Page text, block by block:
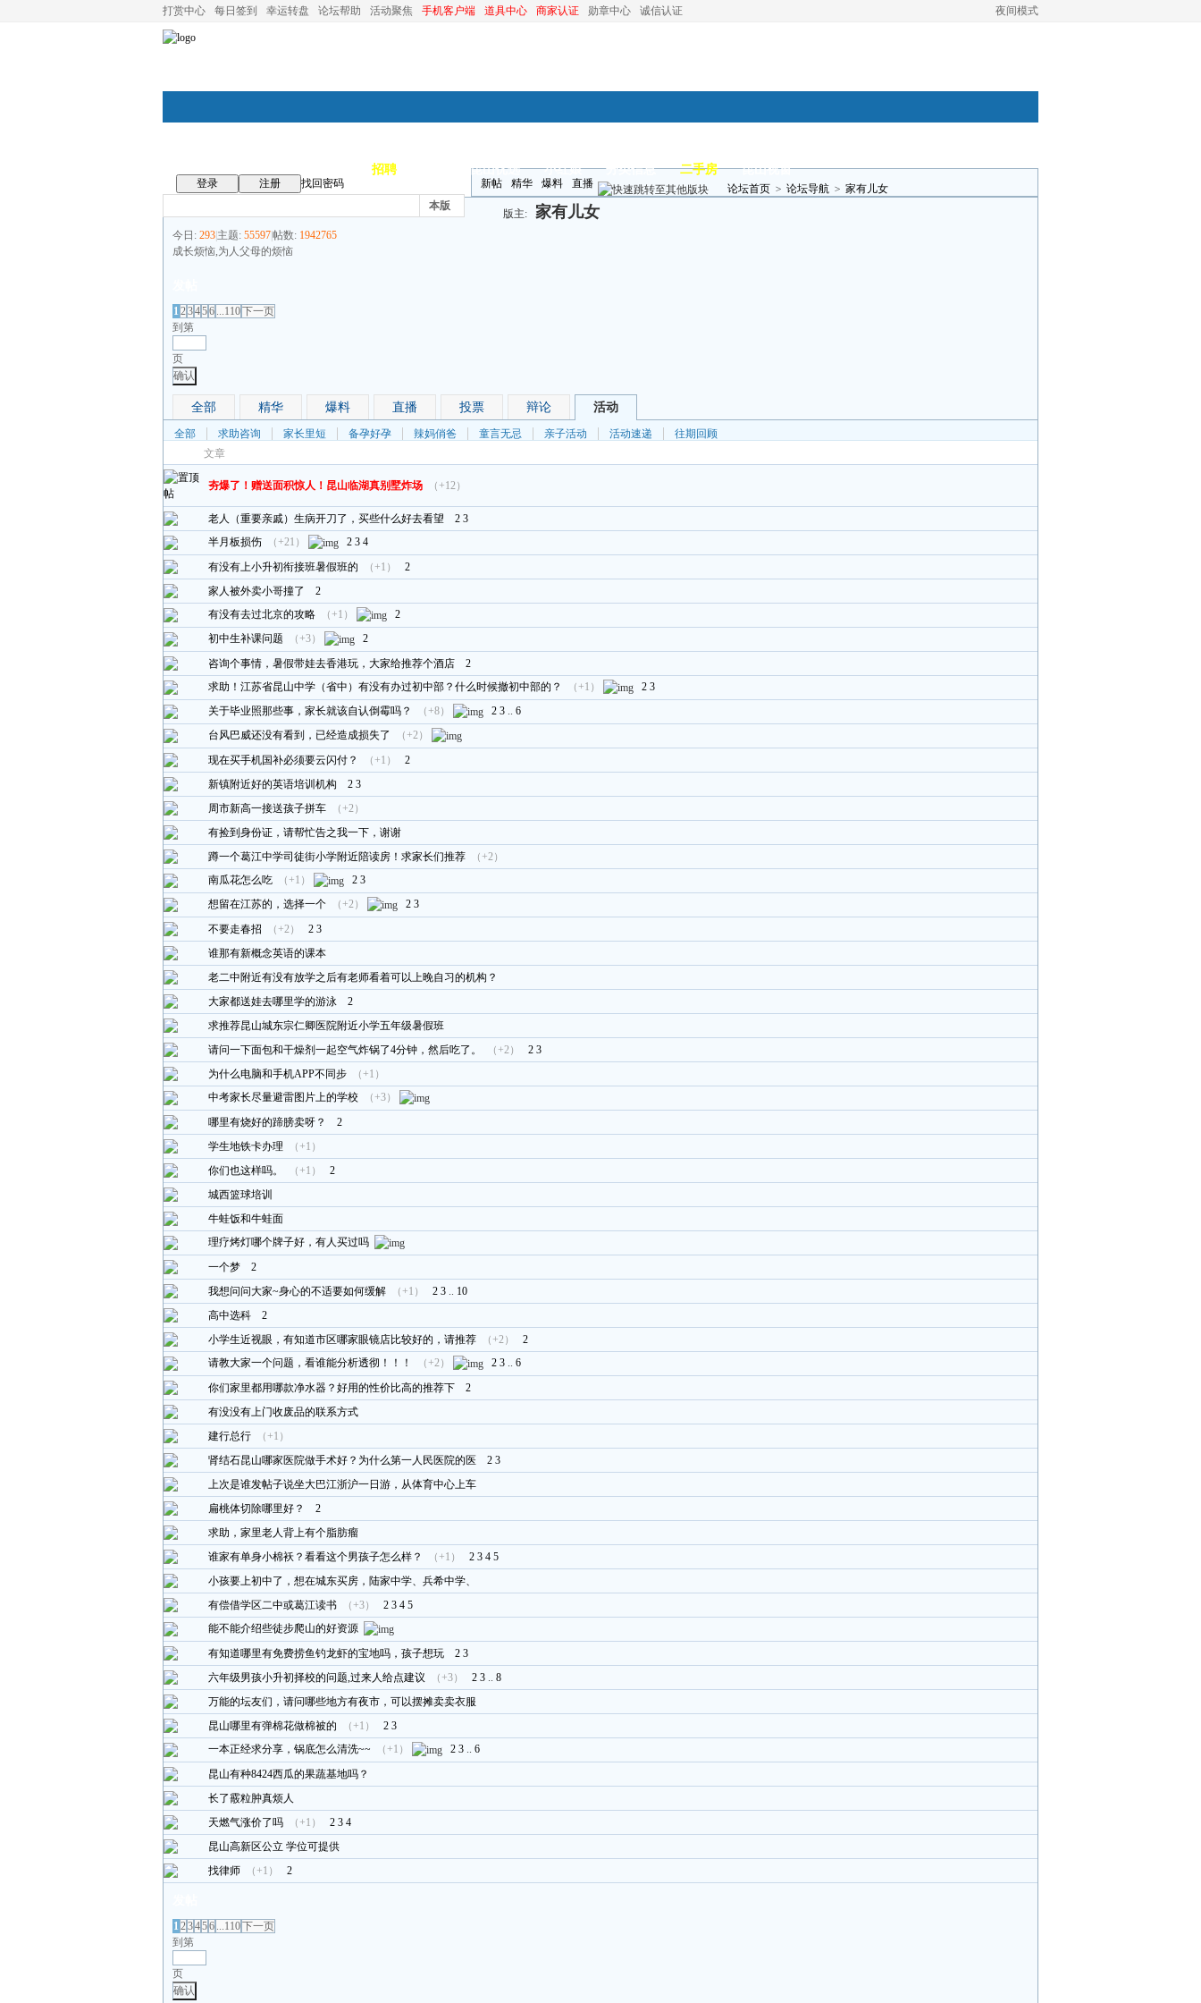
夜间模式
打赏中心 每日签到 幸运转盘 论坛帮助 活动聚焦 手机客户端 道具中心 商家认证 勋章中心 诚信认证
招聘 昆山优选 小红娘 分类信息 二手房 昆山视窗
登录 注册
找回密码
本版
新帖 精华 爆料 直播 论坛首页 > 论坛导航 > 家有儿女
版主: 家有儿女
今日: 293 主题: 55597帖数: 1942765
成长烦恼,为人父母的烦恼
123456 ...110下一页
到第
页
确认
全部 精华 爆料 直播 投票 辩论 活动
全部 求助咨询 家长里短 备孕好孕 辣妈俏爸 童言无忌 亲子活动 活动速递
往期回顾
文章
夯爆了！赠送面积惊人！昆山临湖真别墅炸场 （+12）
老人（重要亲戚）生病开刀了，买些什么好去看望 2 3
半月板损伤
（+21） 2 3 4
有没有上小升初衔接班暑假班的
（+1）
2
家人被外卖小哥撞了
2
有没有去过北京的攻略
（+1）
2
初中生补课问题
（+3）
2
咨询个事情，暑假带娃去香港玩，大家给推荐个酒店
2
求助！江苏省昆山中学（省中）有没有办过初中部？什么时候撤初中部的？
（+1） 2 3
关于毕业照那些事，家长就该自认倒霉吗？
（+8） 2 3 .. 6
台风巴威还没有看到，已经造成损失了
（+2）
现在买手机国补必须要云闪付？
（+1）
2
新镇附近好的英语培训机构
2 3
周市新高一接送孩子拼车
（+2）
有捡到身份证，请帮忙告之我一下，谢谢
蹲一个葛江中学司徒街小学附近陪读房！求家长们推荐
（+2）
南瓜花怎么吃
（+1） 2 3
想留在江苏的，选择一个
（+2） 2 3
不要走春招
（+2） 2 3
谁那有新概念英语的课本
老二中附近有没有放学之后有老师看着可以上晚自习的机构？
大家都送娃去哪里学的游泳
2
求推荐昆山城东宗仁卿医院附近小学五年级暑假班
请问一下面包和干燥剂一起空气炸锅了4分钟，然后吃了。
（+2） 2 3
为什么电脑和手机APP不同步
（+1）
中考家长尽量避雷图片上的学校
（+3）
哪里有烧好的蹄膀卖呀？
2
学生地铁卡办理
（+1）
你们也这样吗。
（+1）
2
城西篮球培训
牛蛙饭和牛蛙面
理疗烤灯哪个牌子好，有人买过吗
一个梦
2
我想问问大家~身心的不适要如何缓解
（+1） 2 3 .. 10
高中选科
2
小学生近视眼，有知道市区哪家眼镜店比较好的，请推荐
（+2）
2
请教大家一个问题，看谁能分析透彻！！！
（+2） 2 3 .. 6
你们家里都用哪款净水器？好用的性价比高的推荐下
2
有没没有上门收废品的联系方式
建行总行
（+1）
肾结石昆山哪家医院做手术好？为什么第一人民医院的医
2 3
上次是谁发帖子说坐大巴江浙沪一日游，从体育中心上车
扁桃体切除哪里好？
2
求助，家里老人背上有个脂肪瘤
谁家有单身小棉袄？看看这个男孩子怎么样？
（+1） 2 3 4 5
小孩要上初中了，想在城东买房，陆家中学、兵希中学、
有偿借学区二中或葛江读书
（+3） 2 3 4 5
能不能介绍些徒步爬山的好资源
有知道哪里有免费捞鱼钓龙虾的宝地吗，孩子想玩
2 3
六年级男孩小升初择校的问题,过来人给点建议
（+3） 2 3 .. 8
万能的坛友们，请问哪些地方有夜市，可以摆摊卖卖衣服
昆山哪里有弹棉花做棉被的
（+1） 2 3
一本正经求分享，锅底怎么清洗~~
（+1） 2 3 .. 6
昆山有种8424西瓜的果蔬基地吗？
长了霰粒肿真烦人
天燃气涨价了吗
（+1） 2 3 4
昆山高新区公立 学位可提供
找律师
（+1） 2
123456 ...110下一页
到第
页
确认